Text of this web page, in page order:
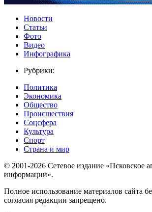
Новости
Статьи
Фото
Видео
Инфографика
Рубрики:
Политика
Экономика
Общество
Происшествия
Соцсфера
Культура
Спорт
Страна и мир
© 2001-2026 Сетевое издание «Псковское
информации».
Полное использование материалов сайта
согласия редакции запрещено.